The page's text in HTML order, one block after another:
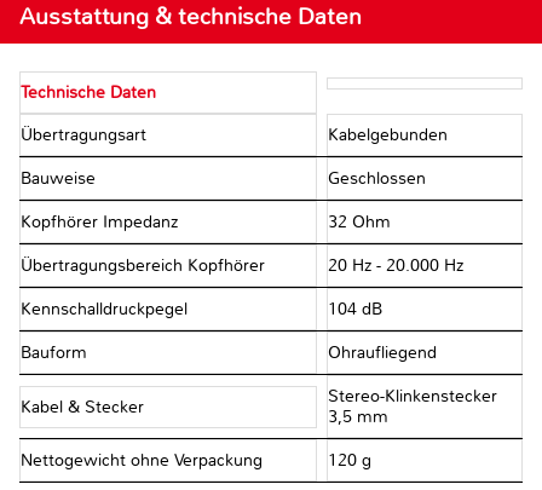
Ausstattung & technische Daten
Technische Daten
Übertragungsart Kabelgebunden
Bauweise Geschlossen
Kopfhörer Impedanz 32 Ohm
Übertragungsbereich Kopfhörer 20 Hz - 20.000 Hz
Kennschalldruckpegel 104 dB
Bauform Ohraufliegend
Kabel & Stecker
Stereo-Klinkenstecker
3,5 mm
Nettogewicht ohne Verpackung 120 g